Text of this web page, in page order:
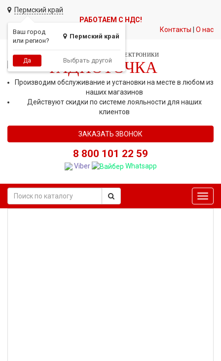
Пермский край
Ваш город
или регион?
Пермский край
Да Выбрать другой
РАБОТАЕМ С НДС!
Контакты
О нас
СЕТЬ МАГАЗИНОВ АВТОЭЛЕКТРОНИКИ
РАДИОТОЧКА
Производим обслуживание и установки на месте в любом из
наших магазинов
Действуют скидки по системе лояльности для наших
клиентов
ЗАКАЗАТЬ ЗВОНОК
8 800 101 22 59
Viber Whatsapp